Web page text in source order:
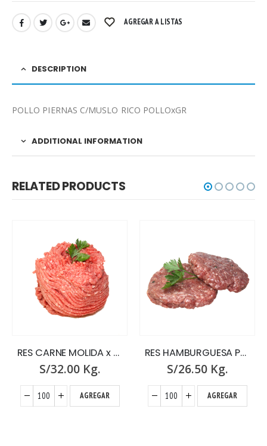
AGREGAR A LISTAS
DESCRIPTION
POLLO PIERNAS C/MUSLO RICO POLLOxGR
ADDITIONAL INFORMATION
RELATED PRODUCTS
RES CARNE MOLIDA x GR.
S/32.00 Kg.
AGREGAR
RES HAMBURGUESA PARRILLERA x GR.
S/26.50 Kg.
AGREGAR